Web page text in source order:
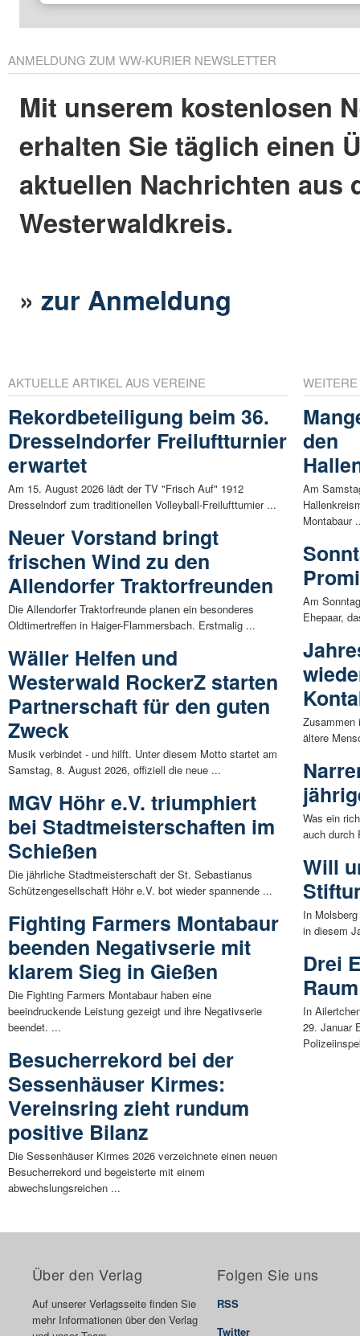
ANMELDUNG ZUM WW-KURIER NEWSLETTER
Mit unserem kostenlosen
erhalten Sie täglich einen
aktuellen Nachrichten aus
Westerwaldkreis.
»zur Anmeldung
AKTUELLE ARTIKEL AUS VEREINE
Rekordbeteiligung beim 36.
Dresselndorfer Freiluftturnier
erwartet
Am 15. August 2026 lädt der TV "Frisch Auf" 1912
Dresselndorf zum traditionellen Volleyball-Freiluftturnier ...
Neuer Vorstand bringt
frischen Wind zu den
Allendorfer Traktorfreunden
Die Allendorfer Traktorfreunde planen ein besonderes
Oldtimertreffen in Haiger-Flammersbach. Erstmalig ...
Wäller Helfen und
Westerwald RockerZ starten
Partnerschaft für den guten
Zweck
Musik verbindet - und hilft. Unter diesem Motto startet am
Samstag, 8. August 2026, offiziell die neue ...
MGV Höhr e.V. triumphiert
bei Stadtmeisterschaften im
Schießen
Die jährliche Stadtmeisterschaft der St. Sebastianus
Schützengesellschaft Höhr e.V. bot wieder spannende ...
Fighting Farmers Montabaur
beenden Negativserie mit
klarem Sieg in Gießen
Die Fighting Farmers Montabaur haben eine
beeindruckende Leistung gezeigt und ihre Negativserie
beendet. ...
Besucherrekord bei der
Sessenhäuser Kirmes:
Vereinsring zieht rundum
positive Bilanz
Die Sessenhäuser Kirmes 2026 verzeichnete einen neuen
Besucherrekord und begeisterte mit einem
abwechslungsreichen ...
den
Am
Montabaur
Am
Ehepaar,
Zusammen
ältere
Was ein
auch durch
Will
In
in diesem
Drei
In
29. Januar
Über den Verlag
Auf unserer Verlagsseite finden Sie
mehr Informationen über den Verlag
Folgen Sie uns
RSS
Twitter